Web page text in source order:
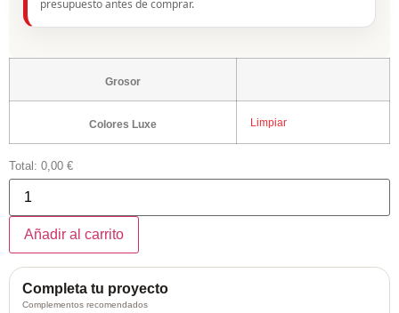
presupuesto antes de comprar.
Grosor
Colores Luxe Limpiar
Total: 0,00 €
Tableros
premium
antihuella
cantidad
Añadir al carrito
Completa tu proyecto
Complementos recomendados